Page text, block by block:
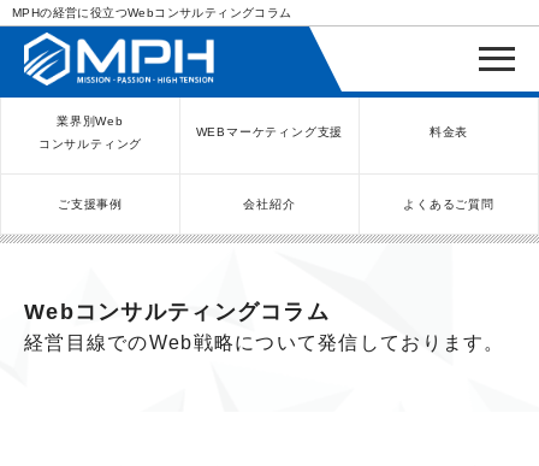
MPHの経営に役立つWebコンサルティングコラム
業界別Web
コンサルティング
WEBマーケティング支援 料金表
ご支援事例 会社紹介 よくあるご質問
Webコンサルティングコラム
経営目線でのWeb戦略について発信しております。